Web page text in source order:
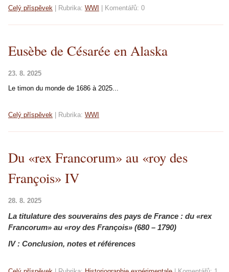
Celý příspěvek Rubrika: WWI Komentářů: 0
Eusèbe de Césarée en Alaska
23. 8. 2025
Le timon du monde de 1686 à 2025...
Celý příspěvek Rubrika: WWI
Du «rex Francorum» au «roy des
François» IV
28. 8. 2025
La titulature des souverains des pays de France : du «rex
Francorum» au «roy des François» (680 – 1790)
IV : Conclusion, notes et références